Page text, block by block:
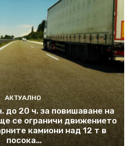
АКТУАЛНО
до 20 ч. за повишаване на
се ограничи движението
камиони над 12 т в
посока...